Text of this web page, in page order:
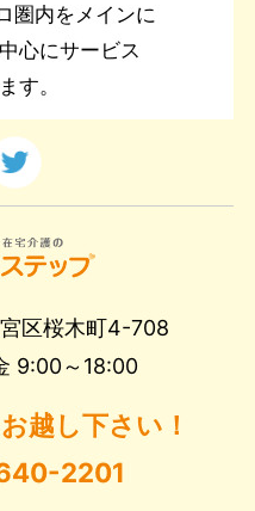
圏内をメインに
心にサービス
す。
区桜木町4-708
9:00～18:00
越し下さい！
2201